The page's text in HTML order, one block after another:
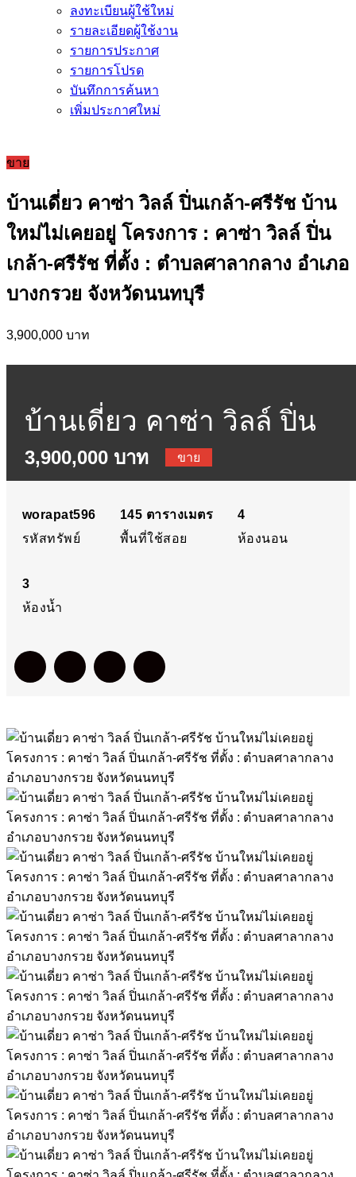
ลงทะเบียนผู้ใช้ใหม่
รายละเอียดผู้ใช้งาน
รายการประกาศ
รายการโปรด
บันทึกการค้นหา
เพิ่มประกาศใหม่
ขาย
บ้านเดี่ยว คาซ่า วิลล์ ปิ่นเกล้า-ศรีรัช บ้าน
ใหม่ไม่เคยอยู่ โครงการ : คาซ่า วิลล์ ปิ่น
เกล้า-ศรีรัช ที่ตั้ง : ตำบลศาลากลาง อำเภอ
บางกรวย จังหวัดนนทบุรี
3,900,000 บาท
บ้านเดี่ยว คาซ่า วิลล์ ปิ่น
เกล้า-ศรีรัช บ้านใหม่ไม่เคย
อยู่ โครงการ : คาซ่า วิลล์
ศาลากลาง อำเภอบางกรวย
จังหวัดนนทบุรี
3,900,000 บาท ขาย
worapat596
รหัสทรัพย์
145 ตารางเมตร
พื้นที่ใช้สอย
4
ห้องนอน
3
ห้องน้ำ